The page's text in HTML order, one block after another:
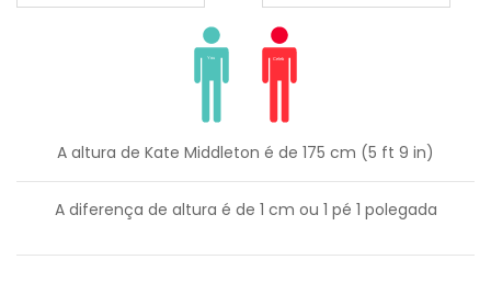
A altura de Kate Middleton é de 175 cm (5 ft 9 in)
A diferença de altura é de 1 cm ou 1 pé 1 polegada